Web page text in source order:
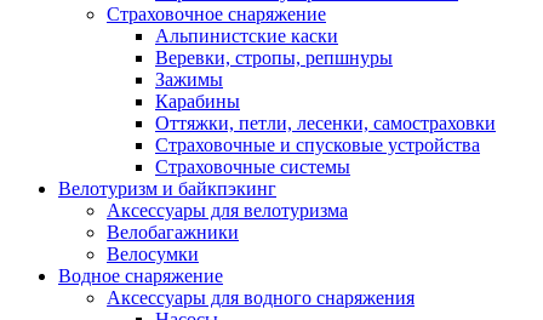
Страховочное снаряжение
Альпинистские каски
Веревки, стропы, репшнуры
Зажимы
Карабины
Оттяжки, петли, лесенки, самостраховки
Страховочные и спусковые устройства
Страховочные системы
Велотуризм и байкпэкинг
Аксессуары для велотуризма
Велобагажники
Велосумки
Водное снаряжение
Аксессуары для водного снаряжения